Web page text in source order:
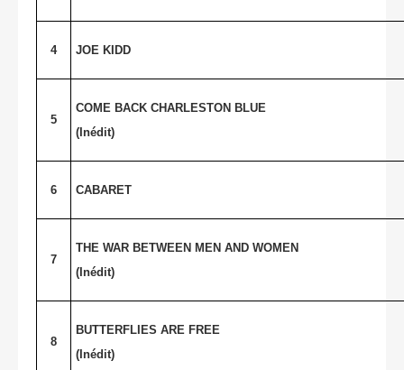
4 JOE KIDD
5
COME BACK CHARLESTON BLUE
(Inédit)
6 CABARET
7
THE WAR BETWEEN MEN AND WOMEN
(Inédit)
8
BUTTERFLIES ARE FREE
(Inédit)